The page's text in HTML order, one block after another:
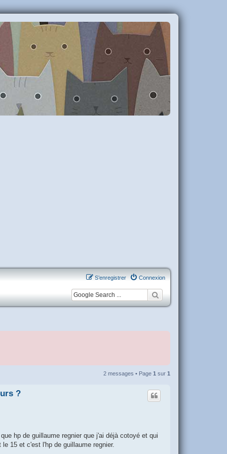
Connexion
S’enregistrer
2 messages • Page 1 sur 1
?
hp de guillaume regnier que j'ai déjà cotoyé et qui
15 et c'est l'hp de guillaume regnier.